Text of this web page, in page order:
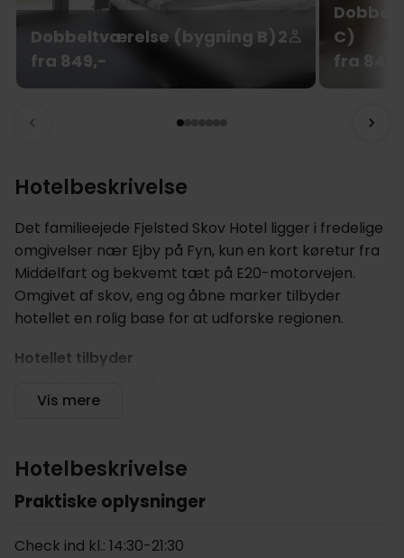
Dobbeltværelse (bygning B)2
fra 849,-
C)
fra
Hotelbeskrivelse
Det familieejede Fjelsted Skov Hotel ligger i fredelige
omgivelser nær Ejby på Fyn, kun en kort køretur fra
Middelfart og bekvemt tæt på E20-motorvejen.
Omgivet af skov, eng og åbne marker tilbyder
hotellet en rolig base for at udforske regionen.
Hotellet tilbyder
familie og har en varm og afslappet atmosfære,
grønne arealer – ideelt til en morgen gåtur, en
løbetur eller blot et stille øjeblik udendørs.
Vis mere
Hotelbeskrivelse
Praktiske oplysninger
Check ind kl.: 14:30-21:30